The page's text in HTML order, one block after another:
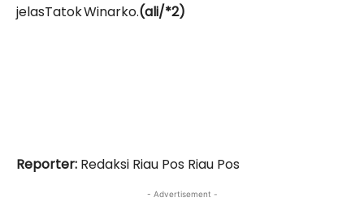
jelasTatok Winarko.(ali/*2)
Reporter: Redaksi Riau Pos Riau Pos
- Advertisement -